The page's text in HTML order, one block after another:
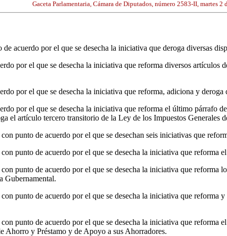
Gaceta Parlamentaria, Cámara de Diputados, número 2583-II, martes 2
acuerdo por el que se desecha la iniciativa que deroga diversas
por el que se desecha la iniciativa que reforma diversos
por el que se desecha la iniciativa que reforma, adiciona y
por el que se desecha la iniciativa que reforma el último párrafo
el artículo tercero transitorio de la Ley de los Impuestos Generales
punto de acuerdo por el que se desechan seis iniciativas que
punto de acuerdo por el que se desecha la iniciativa que
punto de acuerdo por el que se desecha la iniciativa que reforma
Gubernamental.
punto de acuerdo por el que se desecha la iniciativa que
punto de acuerdo por el que se desecha la iniciativa que
Ahorro y Préstamo y de Apoyo a sus Ahorradores.